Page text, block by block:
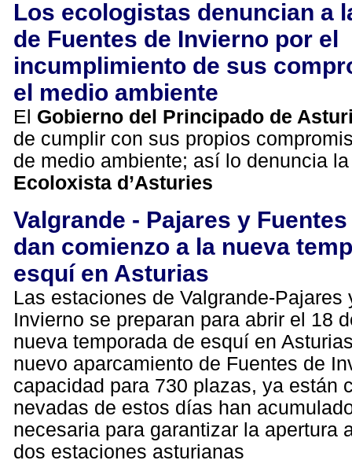
Los ecologistas denuncian a
de Fuentes de Invierno por el
incumplimiento de sus
el medio ambiente
El Gobierno del Principado de
de cumplir con sus propios
de medio ambiente; así lo denuncia
Ecoloxista d’Asturies
Valgrande - Pajares y
dan comienzo a la nueva
esquí en Asturias
Las estaciones de Valgrande-Pajares
Invierno se preparan para abrir el 18
nueva temporada de esquí en
nuevo aparcamiento de Fuentes de
capacidad para 730 plazas, ya están
nevadas de estos días han
necesaria para garantizar la apertura
dos estaciones asturianas